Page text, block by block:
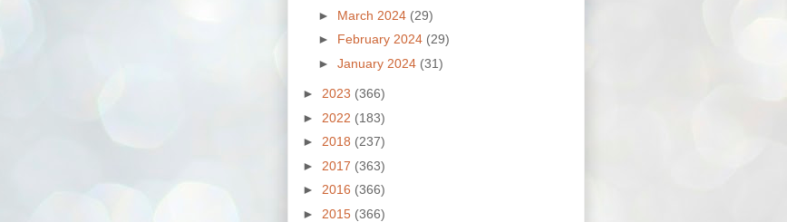
► March 2024 (29)
► February 2024 (29)
► January 2024 (31)
► 2023 (366)
► 2022 (183)
► 2018 (237)
► 2017 (363)
► 2016 (366)
► 2015 (366)